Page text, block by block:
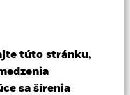
túto stránku,
sa šírenia
zloženého z
vládami rozvinutých